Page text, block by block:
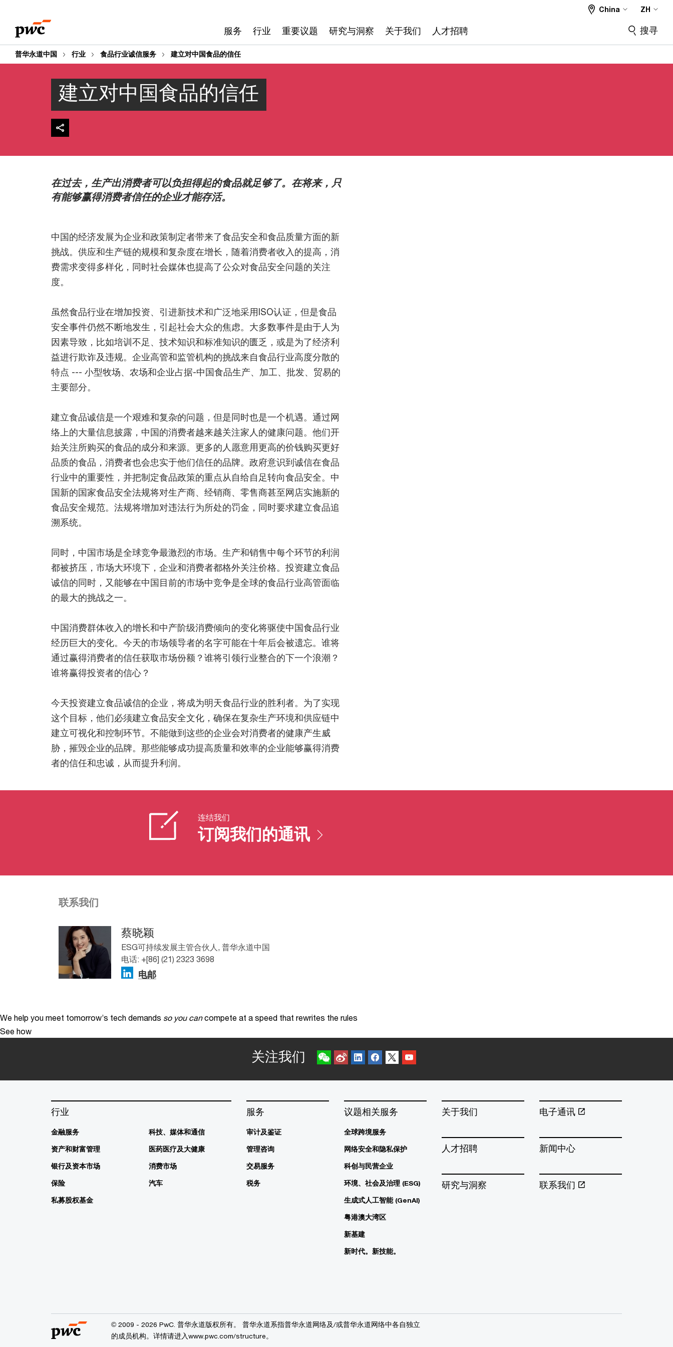
content
footer
服务 行业 重要议题 研究与洞察 关于我们 人才招聘
China ZH
搜寻
普华永道中国 行业 食品行业诚信服务 建立对中国食品的信任
建立对中国食品的信任
在过去，生产出消费者可以负担得起的食品就足够了。在将来，只
有能够赢得消费者信任的企业才能存活。
中国的经济发展为企业和政策制定者带来了食品安全和食品质量方面的新
挑战。供应和生产链的规模和复杂度在增长，随着消费者收入的提高，消
费需求变得多样化，同时社会媒体也提高了公众对食品安全问题的关注
度。
虽然食品行业在增加投资、引进新技术和广泛地采用ISO认证，但是食品
安全事件仍然不断地发生，引起社会大众的焦虑。大多数事件是由于人为
因素导致，比如培训不足、技术知识和标准知识的匮乏，或是为了经济利
益进行欺诈及违规。企业高管和监管机构的挑战来自食品行业高度分散的
特点 --- 小型牧场、农场和企业占据-中国食品生产、加工、批发、贸易的
主要部分。
建立食品诚信是一个艰难和复杂的问题，但是同时也是一个机遇。通过网
络上的大量信息披露，中国的消费者越来越关注家人的健康问题。他们开
始关注所购买的食品的成分和来源。更多的人愿意用更高的价钱购买更好
品质的食品，消费者也会忠实于他们信任的品牌。政府意识到诚信在食品
行业中的重要性，并把制定食品政策的重点从自给自足转向食品安全。中
国新的国家食品安全法规将对生产商、经销商、零售商甚至网店实施新的
食品安全规范。法规将增加对违法行为所处的罚金，同时要求建立食品追
溯系统。
同时，中国市场是全球竞争最激烈的市场。生产和销售中每个环节的利润
都被挤压，市场大环境下，企业和消费者都格外关注价格。投资建立食品
诚信的同时，又能够在中国目前的市场中竞争是全球的食品行业高管面临
的最大的挑战之一。
中国消费群体收入的增长和中产阶级消费倾向的变化将驱使中国食品行业
经历巨大的变化。今天的市场领导者的名字可能在十年后会被遗忘。谁将
通过赢得消费者的信任获取市场份额？谁将引领行业整合的下一个浪潮？
谁将赢得投资者的信心？
今天投资建立食品诚信的企业，将成为明天食品行业的胜利者。为了实现
这个目标，他们必须建立食品安全文化，确保在复杂生产环境和供应链中
建立可视化和控制环节。不能做到这些的企业会对消费者的健康产生威
胁，摧毁企业的品牌。那些能够成功提高质量和效率的企业能够赢得消费
者的信任和忠诚，从而提升利润。
连结我们
订阅我们的通讯
联系我们
蔡晓颖
ESG可持续发展主管合伙人, 普华永道中国
电话: +[86] (21) 2323 3698
电邮
We help you meet tomorrow’s tech demands so you can compete at a speed that rewrites the rules
See how
关注我们
行业
金融服务
资产和财富管理
银行及资本市场
保险
私募股权基金
科技、媒体和通信
医药医疗及大健康
消费市场
汽车
服务
审计及鉴证
管理咨询
交易服务
税务
议题相关服务
全球跨境服务
网络安全和隐私保护
科创与民营企业
环境、社会及治理 (ESG)
生成式人工智能 (GenAI)
粤港澳大湾区
新基建
新时代。新技能。
关于我们
人才招聘
研究与洞察
电子通讯
新闻中心
联系我们
© 2009 - 2026 PwC. 普华永道版权所有。 普华永道系指普华永道网络及/或普华永道网络中各自独立
的成员机构。详情请进入www.pwc.com/structure。